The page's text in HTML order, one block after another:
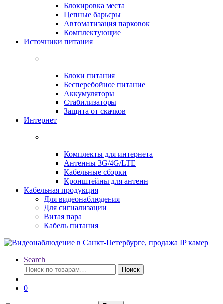
Блокировка места
Цепные барьеры
Автоматизация парковок
Комплектующие
Источники питания
Блоки питания
Бесперебойное питание
Аккумуляторы
Стабилизаторы
Защита от скачков
Интернет
Комплекты для интернета
Антенны 3G/4G/LTE
Кабельные сборки
Кронштейны для антенн
Кабельная продукция
Для видеонаблюдения
Для сигнализации
Витая пара
Кабель питания
Search
Искать:
Поиск
0